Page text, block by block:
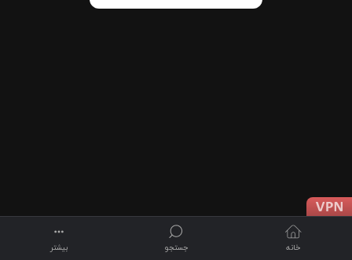
خانه جستجو بیشتر